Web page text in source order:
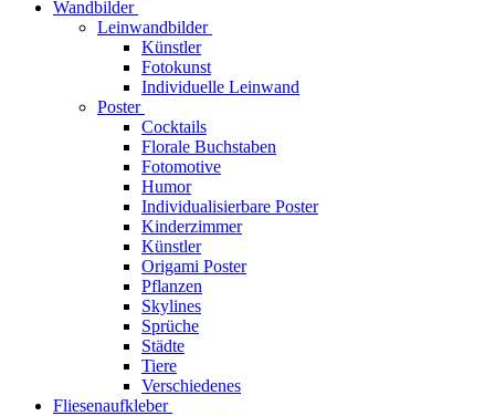
Wandbilder
Leinwandbilder
Künstler
Fotokunst
Individuelle Leinwand
Poster
Cocktails
Florale Buchstaben
Fotomotive
Humor
Individualisierbare Poster
Kinderzimmer
Künstler
Origami Poster
Pflanzen
Skylines
Sprüche
Städte
Tiere
Verschiedenes
Fliesenaufkleber